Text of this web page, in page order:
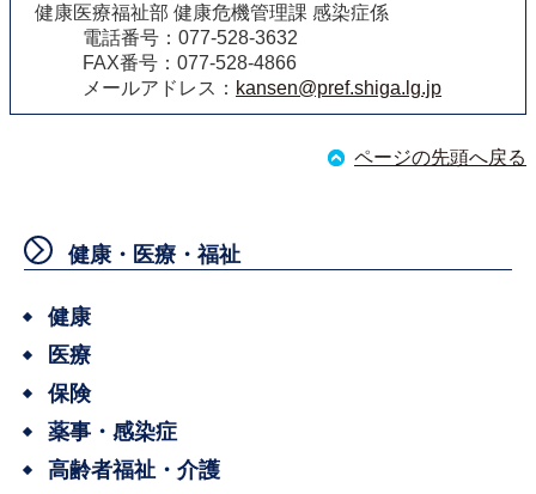
健康医療福祉部 健康危機管理課 感染症係
電話番号：077-528-3632
FAX番号：077-528-4866
メールアドレス： kansen@pref.shiga.lg.jp
ページの先頭へ戻る
健康・医療・福祉
健康
医療
保険
薬事・感染症
高齢者福祉・介護